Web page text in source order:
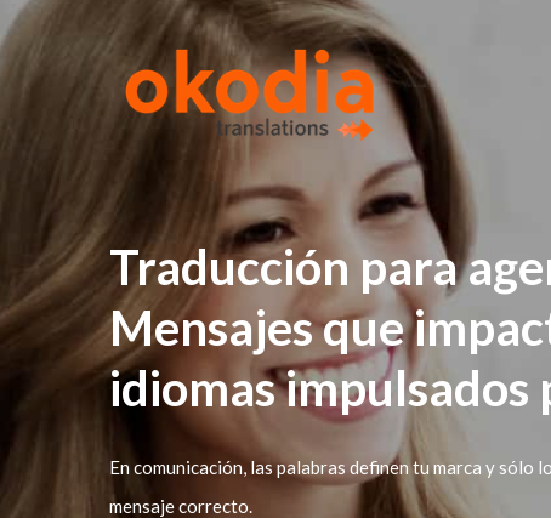
Traducción para
Mensajes que
idiomas impulsados
En comunicación, las palabras definen tu marca y
mensaje correcto.